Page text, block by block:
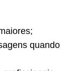
quando